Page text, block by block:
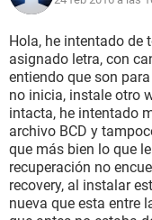
Probé mil maneras de
puedo arrancar
Windows 7 He
a instalar de nuevo,
recuperación esta
discos de
Consola de
opciones:
1 Opción: Reparación
2 Opción: Restaurar
3 Opción: imagen del
Hola, he intentado de
asignado letra, con
entiendo que son
no inicia, instale otro
intacta, he intentado
archivo BCD y
que más bien lo que
recuperación no
recovery, al instalar
nueva que esta entre